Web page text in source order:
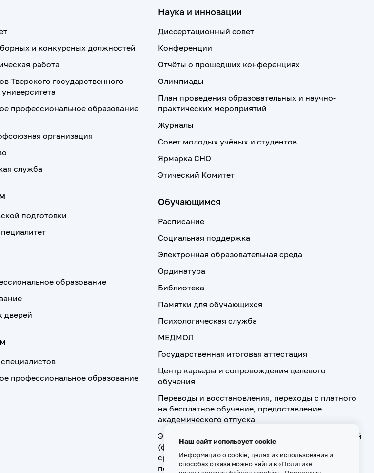
и конкурсных должностей
работа
Тверского государственного
профессиональное образование
организация
служба
подготовки
образование
дверей
профессиональное образование
Наука и инновации
Диссертационный совет
Конференции
Отчёты о прошедших конференциях
Олимпиады
План проведения образовательных и научно-
практических мероприятий
Журналы
Совет молодых учёных и студентов
Ярмарка СНО
Этический Комитет
Обучающимся
Расписание
Социальная поддержка
Электронная образовательная среда
Ординатура
Библиотека
Памятки для обучающихся
Психологическая служба
МЕДМОЛ
Государственная итоговая аттестация
Центр карьеры и сопровождения целевого
обучения
Переводы и восстановления, переходы с платного
на бесплатное обучение, предоставление
академического отпуска
Экзамен по допуску к осуществлению медицинской
(фармацевтической) деятельности на должностях
среднего медицинского (фармацевтического)
персонала
Наш сайт использует cookie
Информацию о cookie, целях их использования и
способах отказа можно найти в«Политике